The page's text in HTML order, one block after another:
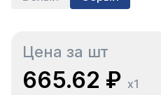
Цена за шт
665.62 ₽ x1